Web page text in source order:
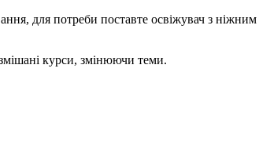
для потреби поставте освіжувач з ніжним
курси, змінюючи теми.